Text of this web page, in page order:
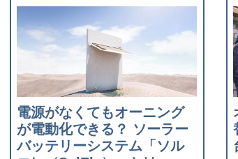
電源がなくてもオーニング
が電動化できる？ ソーラー
バッテリーシステム「ソル